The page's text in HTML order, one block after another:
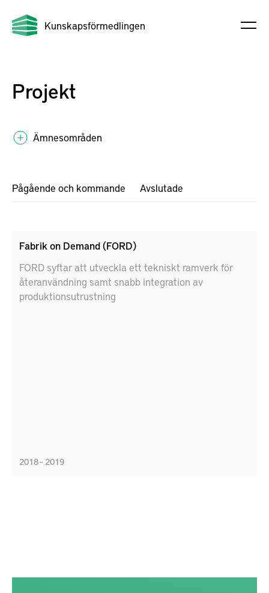
Kunskapsförmedlingen
Projekt
Ämnesområden
Pågående och kommande Avslutade
Fabrik on Demand (FORD)
FORD syftar att utveckla ett tekniskt ramverk för
återanvändning samt snabb integration av
produktionsutrustning
2018 – 2019